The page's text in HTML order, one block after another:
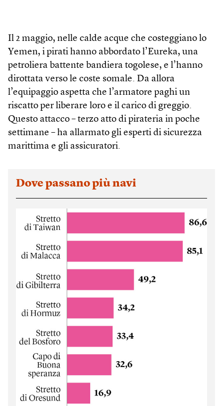
Il 2 maggio, nelle calde acque che costeggiano lo
Yemen, i pirati hanno abbordato l’Eureka, una
petroliera battente bandiera togolese, e l’hanno
dirottata verso le coste somale. Da allora
l’equipaggio aspetta che l’armatore paghi un
riscatto per liberare loro e il carico di greggio.
Questo attacco – terzo atto di pirateria in poche
settimane – ha allarmato gli esperti di sicurezza
marittima e gli assicuratori.
Dove passano più navi